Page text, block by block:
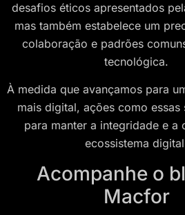
desafios éticos apresentados
mas também estabelece um
colaboração e padrões
tecnológica.
À medida que avançamos para
mais digital, ações como essas
para manter a integridade e a
ecossistema
Acompanhe o
Macfor